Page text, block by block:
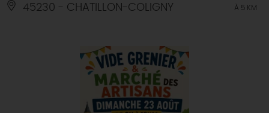
45230 - CHATILLON-COLIGNY À 5 KM